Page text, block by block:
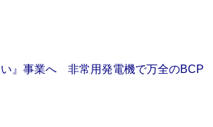
い』事業へ 非常用発電機で万全のBCP